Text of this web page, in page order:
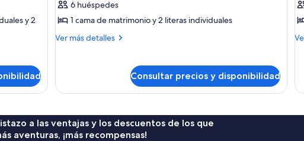
y 2
Cabaña
familiar,
habitaciones,
jardín
6 huéspedes
1 cama de matrimonio y 2 literas individuales
Ver más detalles
Más
3
al
jardín
Consultar precios y disponibilidad
a las ventajas y los descuentos de los que
aventuras, ¡más recompensas!